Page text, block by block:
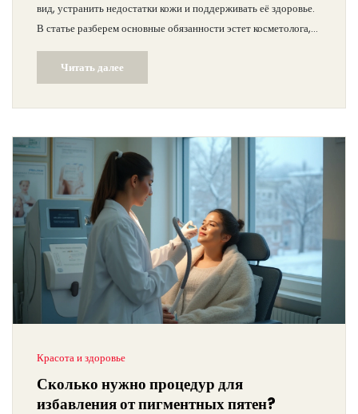
вид, устранить недостатки кожи и поддерживать её здоровье.
В статье разберем основные обязанности эстет косметолога,
популярные процедуры и советы по уходу за кожей.
Читать далее
Красота и здоровье
Сколько нужно процедур для
избавления от пигментных пятен?